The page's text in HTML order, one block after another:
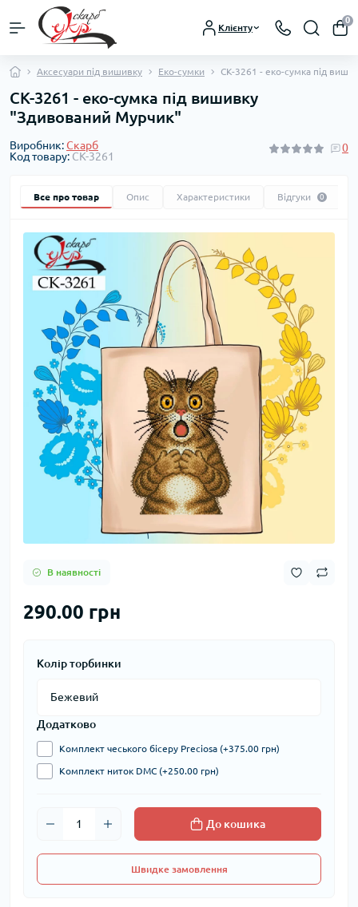
Клієнту
0
Аксесуари під вишивку Еко-сумки СК-3261 - еко-сумка під
СК-3261 - еко-сумка під вишивку
"Здивований Мурчик"
Виробник:Скарб
Код товару: СК-3261
0
Все про товар Опис Характеристики Відгуки 0
В наявності
290.00 грн
Колір торбинки
Додатково
Комплект чеського бісеру Preciosa (+375.00 грн)
Комплект ниток DMC (+250.00 грн)
До кошика
Швидке замовлення